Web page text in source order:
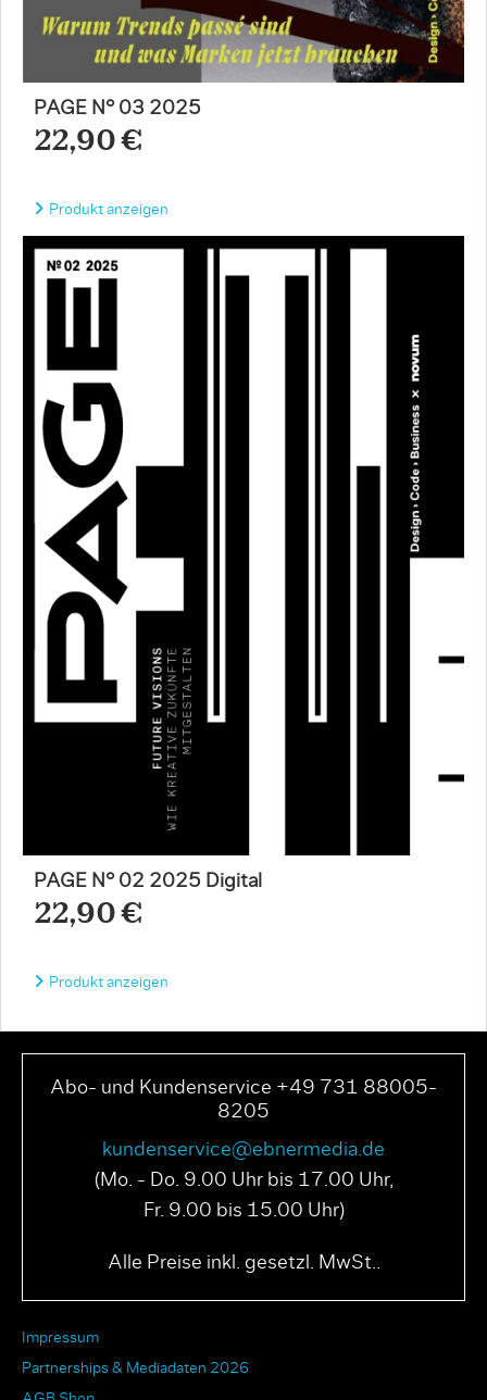
PAGE N° 03 2025
22,90 €
Produkt anzeigen
PAGE N° 02 2025 Digital
22,90 €
Produkt anzeigen
Abo- und Kundenservice +49 731 88005-
8205
kundenservice@ebnermedia.de
(Mo. - Do. 9.00 Uhr bis 17.00 Uhr,
Fr. 9.00 bis 15.00 Uhr)
Alle Preise inkl. gesetzl. MwSt..
Impressum
Partnerships & Mediadaten 2026